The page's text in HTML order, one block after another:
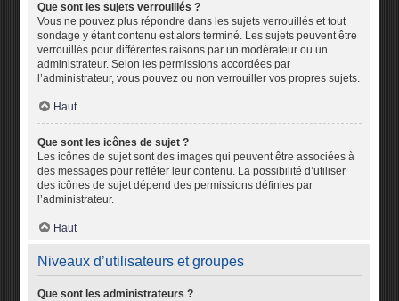
Que sont les sujets verrouillés ?
Vous ne pouvez plus répondre dans les sujets verrouillés et tout
sondage y étant contenu est alors terminé. Les sujets peuvent être
verrouillés pour différentes raisons par un modérateur ou un
administrateur. Selon les permissions accordées par
l’administrateur, vous pouvez ou non verrouiller vos propres sujets.
Haut
Que sont les icônes de sujet ?
Les icônes de sujet sont des images qui peuvent être associées à
des messages pour refléter leur contenu. La possibilité d’utiliser
des icônes de sujet dépend des permissions définies par
l’administrateur.
Haut
Niveaux d’utilisateurs et groupes
Que sont les administrateurs ?